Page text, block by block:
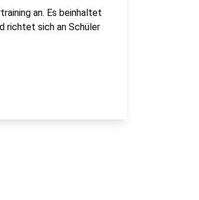
an. Es beinhaltet
richtet sich an Schüler